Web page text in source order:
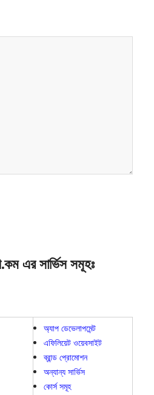
এর সার্ভিস সমূহঃ
অ্যাপ ডেভেলাপমেন্ট
এফিলিয়েট ওয়েবসাইট
ব্রান্ড প্রোমোশন
অন্যান্য সার্ভিস
কোর্স সমূহ